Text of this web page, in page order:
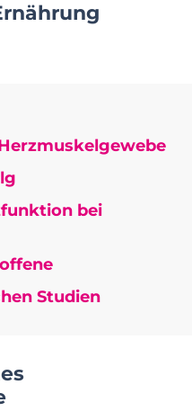
bei
Studien